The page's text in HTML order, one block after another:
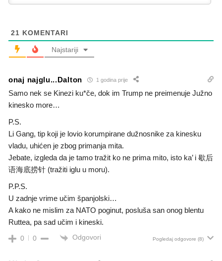
21 KOMENTARI
Najstariji
onaj najglu...Dalton 1 godina prije
Samo nek se Kinezi ku*če, dok im Trump ne preimenuje Južno
kinesko more…
P.S.
Li Gang, tip koji je lovio korumpirane dužnosnike za kinesku
vladu, uhićen je zbog primanja mita.
Jebate, izgleda da je tamo tražit ko ne prima mito, isto ka’ i 歇后
语海底捞针 (tražiti iglu u moru).
P.P.S.
U zadnje vrime učim španjolski…
A kako ne mislim za NATO poginut, posluša san onog blentu
Ruttea, pa sad učim i kineski.
0 0 Odgovori Pogledaj odgovore (8)